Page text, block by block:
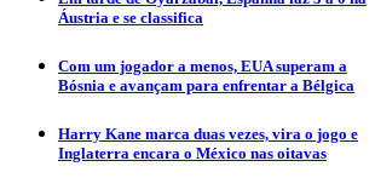
Áustria e se classifica
Com um jogador a menos, EUA superam a
Bósnia e avançam para enfrentar a Bélgica
Harry Kane marca duas vezes, vira o jogo e
Inglaterra encara o México nas oitavas